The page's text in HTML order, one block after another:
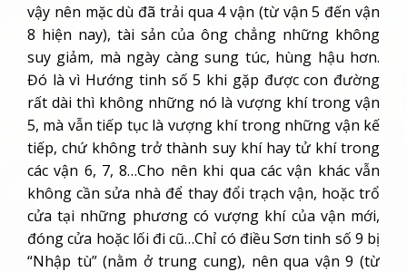
vậy nên mặc dù đã trải qua 4 vận (từ vận 5 đến vận
8 hiện nay), tài sản của ông chẳng những không
suy giảm, mà ngày càng sung túc, hùng hậu hơn.
Đó là vì Hướng tinh số 5 khi gặp được con đường
rất dài thì không những nó là vượng khí trong vận
5, mà vẫn tiếp tục là vượng khí trong những vận kế
tiếp, chứ không trở thành suy khí hay tử khí trong
các vận 6, 7, 8…Cho nên khi qua các vận khác vẫn
không cần sửa nhà để thay đổi trạch vận, hoặc trổ
cửa tại những phương có vượng khí của vận mới,
đóng cửa hoặc lối đi cũ…Chỉ có điều Sơn tinh số 9 bị
“Nhập tù” (nằm ở trung cung), nên qua vận 9 (từ